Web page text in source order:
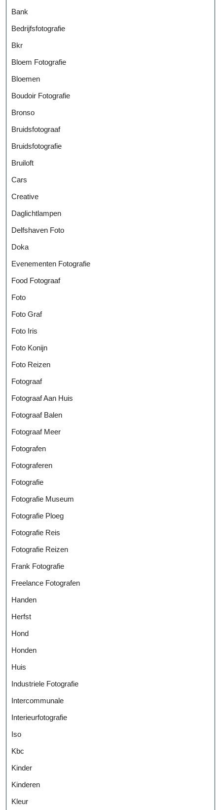
Bank
Bedrijfsfotografie
Bkr
Bloem Fotografie
Bloemen
Boudoir Fotografie
Bronso
Bruidsfotograaf
Bruidsfotografie
Bruiloft
Cars
Creative
Daglichtlampen
Delfshaven Foto
Doka
Evenementen Fotografie
Food Fotograaf
Foto
Foto Graf
Foto Iris
Foto Konijn
Foto Reizen
Fotograaf
Fotograaf Aan Huis
Fotograaf Balen
Fotograaf Meer
Fotografen
Fotograferen
Fotografie
Fotografie Museum
Fotografie Ploeg
Fotografie Reis
Fotografie Reizen
Frank Fotografie
Freelance Fotografen
Handen
Herfst
Hond
Honden
Huis
Industriele Fotografie
Intercommunale
Interieurfotografie
Iso
Kbc
Kinder
Kinderen
Kleur